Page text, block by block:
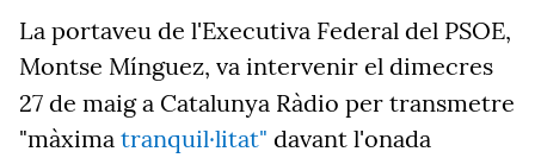
La portaveu de l'Executiva Federal del PSOE,
Montse Mínguez, va intervenir el dimecres
27 de maig a Catalunya Ràdio per transmetre
"màxima tranquil·litat" davant l'onada